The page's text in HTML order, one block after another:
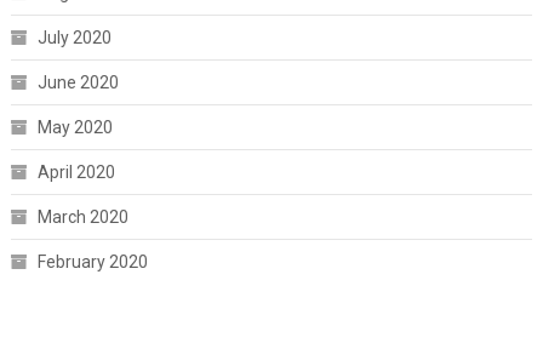
July 2020
June 2020
May 2020
April 2020
March 2020
February 2020